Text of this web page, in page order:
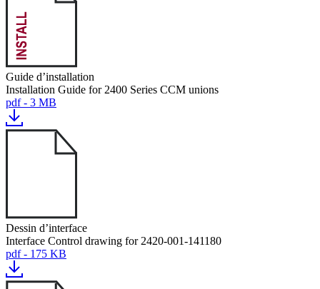
Guide d’installation
Installation Guide for 2400 Series CCM unions
pdf - 3 MB
Dessin d’interface
Interface Control drawing for 2420-001-141180
pdf - 175 KB